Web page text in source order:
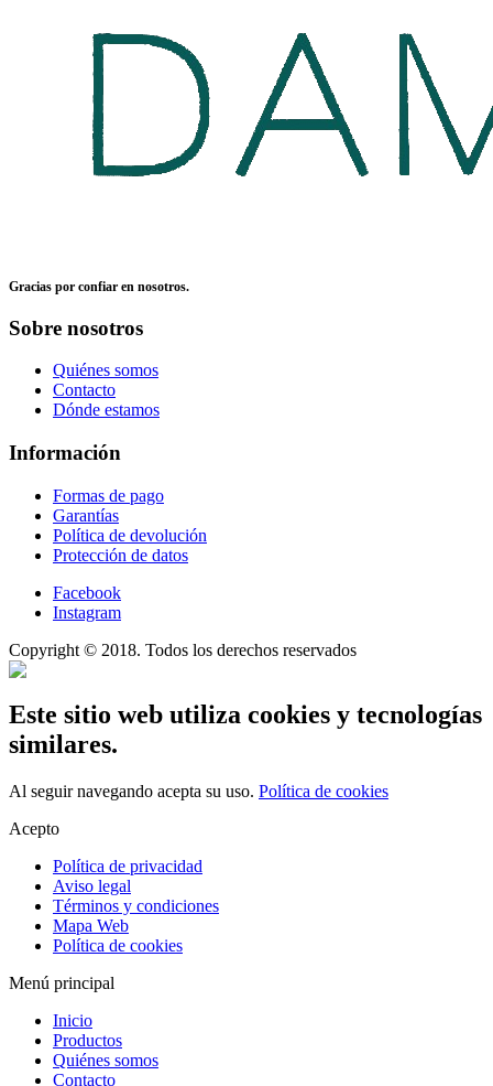
Gracias por confiar en nosotros.
Sobre nosotros
Quiénes somos
Contacto
Dónde estamos
Información
Formas de pago
Garantías
Política de devolución
Protección de datos
Facebook
Instagram
Copyright © 2018. Todos los derechos reservados
Este sitio web utiliza cookies y tecnologías
similares.
Al seguir navegando acepta su uso. Política de cookies
Acepto
Política de privacidad
Aviso legal
Términos y condiciones
Mapa Web
Política de cookies
Menú principal
Inicio
Productos
Quiénes somos
Contacto